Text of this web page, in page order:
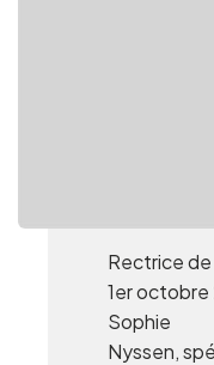
Rectrice de
1er
Sophie
Nyssen,